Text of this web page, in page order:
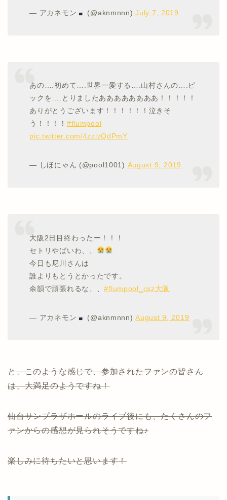
— アカネモン (@aknmnnn)July 7, 2019
あの….初めて….世界一愛する….山村さんの….ピ
ックを….とりましたああああああああ！！！！！
ありがとうございます！！！！！！泣きそ
う！！！！ #flumpool
pic.twitter.com/4zzlzQdPmY
— しほにゃん (@pool1001) August 9, 2019
大阪2日目終わったー！！！
セトリやばいわ、、
今日も尼川さんは
誰よりもとうとかったです。
余韻で頑張れるな、、#flumpool_csz大阪
— アカネモン (@aknmnnn)August 9, 2019
と、このような感じで、参加されたファンの皆さん
は、大満足のようですね！
仙台サンプラザホールのライブ後にも、たくさんのフ
ァンからの感想が見られそうですね♪
楽しみに待ちたいと思います！